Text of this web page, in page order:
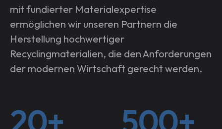
mit fundierter Materialexpertise
ermöglichen wir unseren Partnern die
Herstellung hochwertiger
Recyclingmaterialien, die den Anforderungen
der modernen Wirtschaft gerecht werden.